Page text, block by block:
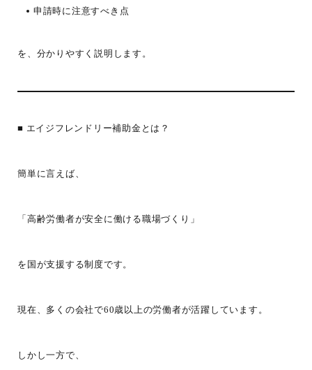
申請時に注意すべき点
を、分かりやすく説明します。
■ エイジフレンドリー補助金とは？
簡単に言えば、
「高齢労働者が安全に働ける職場づくり」
を国が支援する制度です。
現在、多くの会社で60歳以上の労働者が活躍しています。
しかし一方で、